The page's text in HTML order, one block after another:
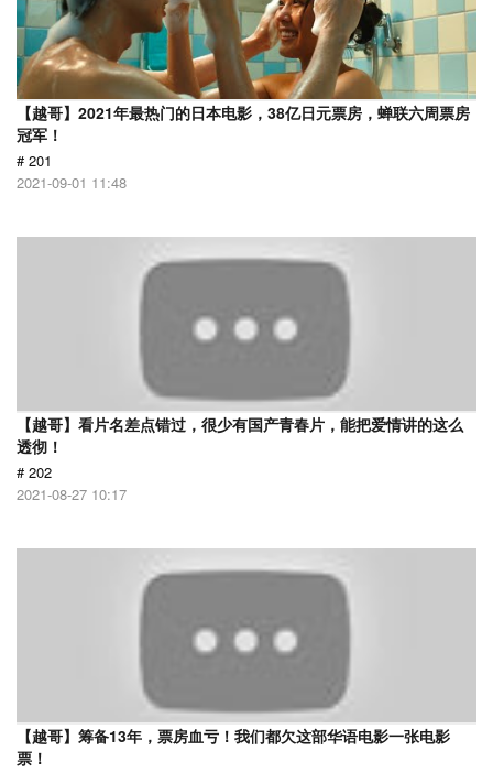
【越哥】2021年最热门的日本电影，38亿日元票房，蝉联六周票房
冠军！
# 201
2021-09-01 11:48
【越哥】看片名差点错过，很少有国产青春片，能把爱情讲的这么
透彻！
# 202
2021-08-27 10:17
【越哥】筹备13年，票房血亏！我们都欠这部华语电影一张电影
票！